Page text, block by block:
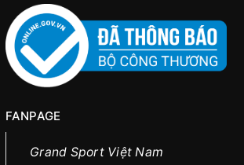
FANPAGE
Grand Sport Việt Nam